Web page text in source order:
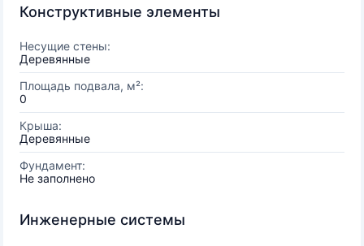
Конструктивные элементы
Несущие стены:
Деревянные
Площадь подвала, м²:
0
Крыша:
Деревянные
Фундамент:
Не заполнено
Инженерные системы